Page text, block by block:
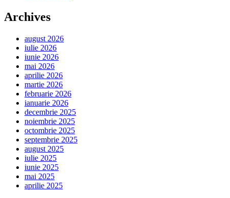
Archives
august 2026
iulie 2026
iunie 2026
mai 2026
aprilie 2026
martie 2026
februarie 2026
ianuarie 2026
decembrie 2025
noiembrie 2025
octombrie 2025
septembrie 2025
august 2025
iulie 2025
iunie 2025
mai 2025
aprilie 2025